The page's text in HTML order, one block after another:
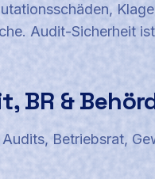
Audit-Sicherheit
BR &
Betriebsrat,